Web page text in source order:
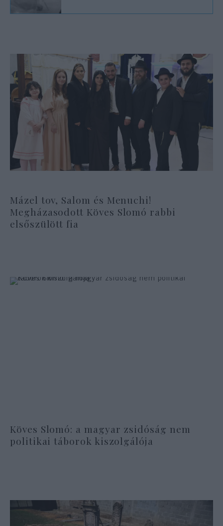
Mázel tov, Salom és Menuchi!
Megházasodott Köves Slomó rabbi
elsőszülött fia
Köves Slomó: a magyar zsidóság nem
politikai táborok kiszolgálója